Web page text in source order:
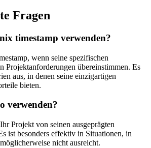
Fragen
timestamp verwenden?
wenn seine spezifischen
Projektanforderungen übereinstimmen. Es
aus, in denen seine einzigartigen
bieten.
verwenden?
Projekt von seinen ausgeprägten
ist besonders effektiv in Situationen, in
nicht ausreicht.